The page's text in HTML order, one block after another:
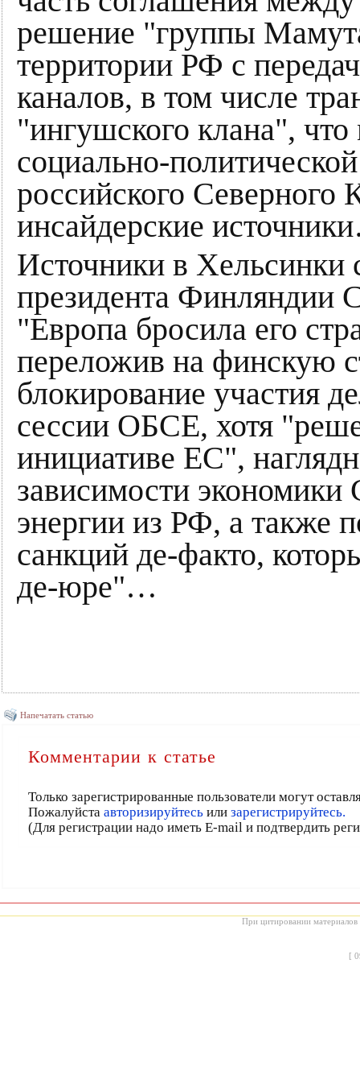
решение "группы
территории РФ с
каналов, в том числе
"ингушского клана", что
социально-
российского Северного
инсайдерские
Источники в Хельсинки
президента Финляндии
"Европа бросила его
переложив на финскую
блокирование участия
сессии ОБСЕ, хотя
инициативе ЕС",
зависимости экономики
энергии из РФ, а также
санкций де-факто,
де-юре"…
Напечатать статью
Комментарии к статье
Только зарегистрированные пользователи могут
Пожалуйста авторизируйтесьили зарегистрируйтесь.
(Для регистрации надо иметь E-mail и подтвердить
При цитировании материалов
[